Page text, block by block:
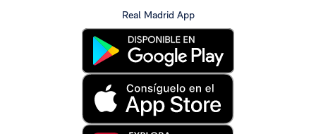
Real Madrid App